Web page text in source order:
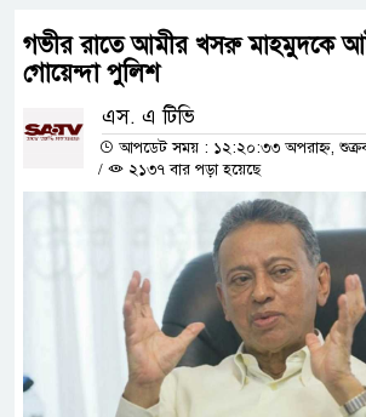
গভীর রাতে আমীর খসরু মাহমুদকে
গোয়েন্দা পুলিশ
এস. এ টিভি
আপডেট সময় : ১২:২০:৩৩ অপরাহ্ন,
/
২১৩৭ বার পড়া হয়েছে